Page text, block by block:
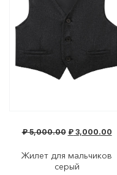
Жилет для мальчиков
серый
₽5,000.00 ₽3,000.00